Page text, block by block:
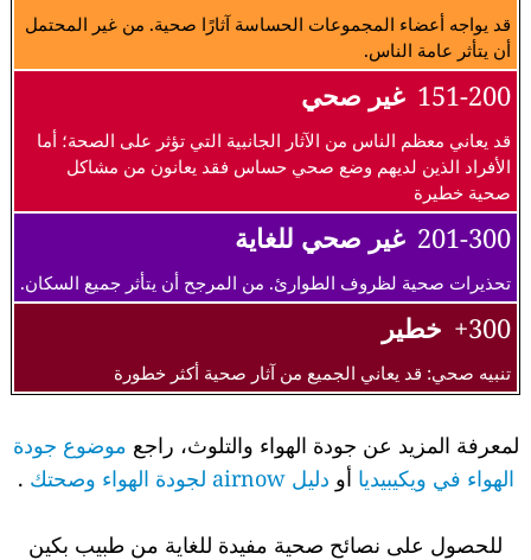
قد يواجه أعضاء المجموعات الحساسة آثارًا صحية. من غير المحتمل
أن يتأثر عامة الناس.
151-200 غير صحي
قد يعاني معظم الناس من الآثار الجانبية التي تؤثر على الصحة؛ أما
الأفراد الذين لديهم وضع صحي حساس فقد يعانون من مشاكل
صحية خطيرة
201-300 غير صحي للغاية
تحذيرات صحية لظروف الطوارئ. من المرجح أن يتأثر جميع السكان.
300+ خطير
تنبيه صحي: قد يعاني الجميع من آثار صحية أكثر خطورة
لمعرفة المزيد عن جودة الهواء والتلوث، راجع موضوع جودة
الهواء في ويكيبيديا أو دليل airnow لجودة الهواء وصحتك .
للحصول على نصائح صحية مفيدة للغاية من طبيب بكين